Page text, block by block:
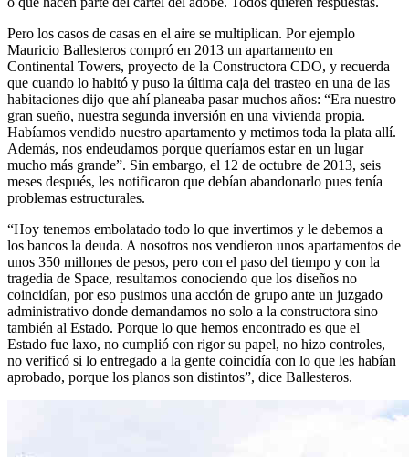
Pero los casos de casas en el aire se multiplican. Por ejemplo
Mauricio Ballesteros compró en 2013 un apartamento en
Continental Towers, proyecto de la Constructora CDO, y recuerda
que cuando lo habitó y puso la última caja del trasteo en una de las
habitaciones dijo que ahí planeaba pasar muchos años: “Era nuestro
gran sueño, nuestra segunda inversión en una vivienda propia.
Habíamos vendido nuestro apartamento y metimos toda la plata allí.
Además, nos endeudamos porque queríamos estar en un lugar
mucho más grande”. Sin embargo, el 12 de octubre de 2013, seis
meses después, les notificaron que debían abandonarlo pues tenía
problemas estructurales.
“Hoy tenemos embolatado todo lo que invertimos y le debemos a
los bancos la deuda. A nosotros nos vendieron unos apartamentos de
unos 350 millones de pesos, pero con el paso del tiempo y con la
tragedia de Space, resultamos conociendo que los diseños no
coincidían, por eso pusimos una acción de grupo ante un juzgado
administrativo donde demandamos no solo a la constructora sino
también al Estado. Porque lo que hemos encontrado es que el
Estado fue laxo, no cumplió con rigor su papel, no hizo controles,
no verificó si lo entregado a la gente coincidía con lo que les habían
aprobado, porque los planos son distintos”, dice Ballesteros.